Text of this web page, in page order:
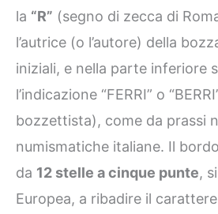
la “R” (segno di zecca di
l’autrice (o l’autore) della
iniziali, e nella parte inferiore
l’indicazione “FERRI” o
bozzettista), come da prassi
numismatiche italiane. Il
da 12 stelle a cinque punte,
Europea, a ribadire il